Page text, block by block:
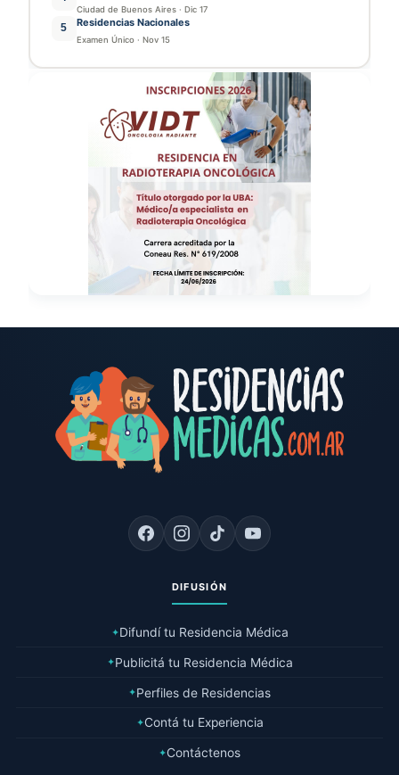
Ciudad de Buenos Aires · Dic 17
5 Residencias Nacionales
Examen Único · Nov 15
DIFUSIÓN
✦Difundí tu Residencia Médica
✦Publicitá tu Residencia Médica
✦Perfiles de Residencias
✦Contá tu Experiencia
✦Contáctenos